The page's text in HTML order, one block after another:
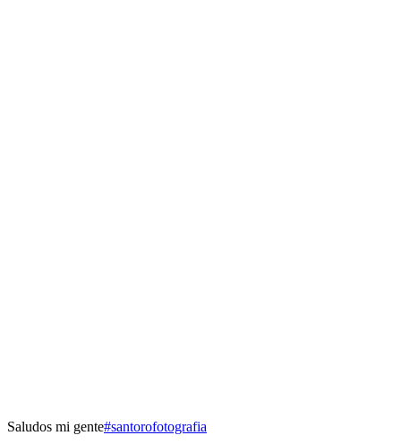
Saludos mi gente#santorofotografia